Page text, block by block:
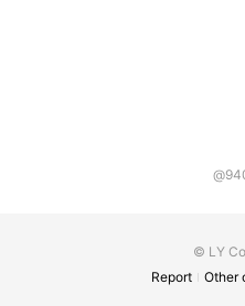
© LY
Report
Other